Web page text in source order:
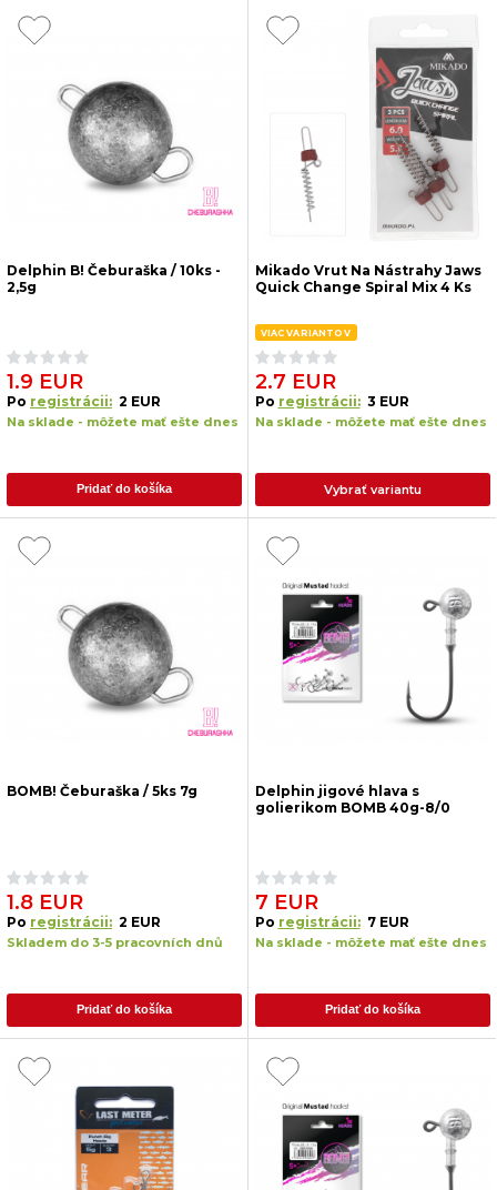
Delphin B! Čeburaška / 10ks -
2,5g
1.9 EUR
Po registrácii: 2 EUR
Na sklade - môžete mať ešte dnes
Pridať do košíka
Mikado Vrut Na Nástrahy Jaws
Quick Change Spiral Mix 4 Ks
VIAC VARIANTOV
2.7 EUR
Po registrácii: 3 EUR
Na sklade - môžete mať ešte dnes
Vybrať variantu
BOMB! Čeburaška / 5ks 7g
1.8 EUR
Po registrácii: 2 EUR
Skladem do 3-5 pracovních dnů
Pridať do košíka
Delphin jigové hlava s
golierikom BOMB 40g-8/0
7 EUR
Po registrácii: 7 EUR
Na sklade - môžete mať ešte dnes
Pridať do košíka